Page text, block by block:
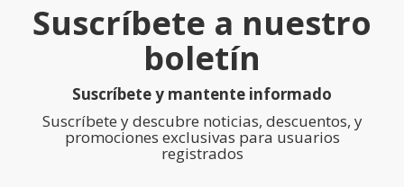
Suscríbete a nuestro
boletín
Suscríbete y mantente informado
Suscríbete y descubre noticias, descuentos, y
promociones exclusivas para usuarios
registrados